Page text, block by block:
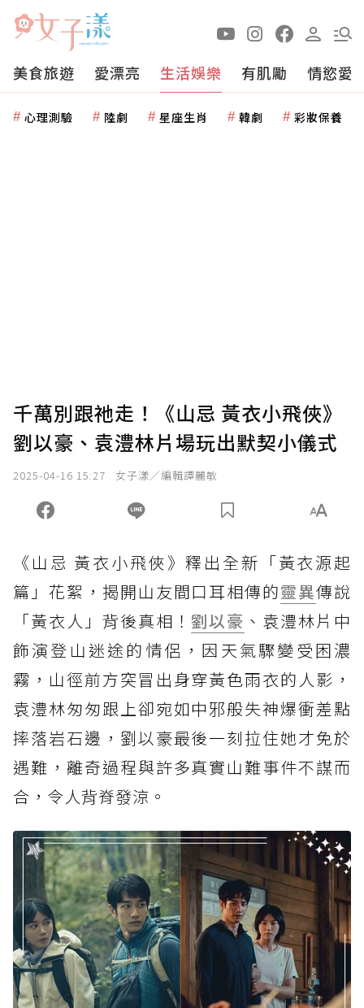
美食旅遊 愛漂亮 生活娛樂 有肌勵 情慾愛
心理測驗 陸劇 星座生肖 韓劇 彩妝保養
千萬別跟祂走！《山忌 黃衣小飛俠》
劉以豪、袁澧林片場玩出默契小儀式
2025-04-16 15:27 女子漾／編輯譚麗敏
《山忌 黃衣小飛俠》釋出全新「黃衣源起
篇」花絮，揭開山友間口耳相傳的靈異傳說
「黃衣人」背後真相！ 劉以豪 、袁澧林片中
飾演登山迷途的情侶，因天氣驟變受困濃
霧，山徑前方突冒出身穿黃色雨衣的人影，
袁澧林匆匆跟上卻宛如中邪般失神爆衝差點
摔落岩石邊，劉以豪最後一刻拉住她才免於
遇難，離奇過程與許多真實山難事件不謀而
合，令人背脊發涼。